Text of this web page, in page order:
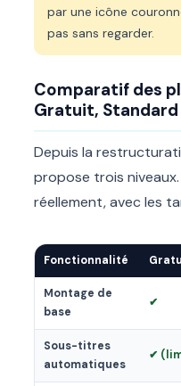
par une icône
pas sans regarder.
Comparatif des
Gratuit, Standard
Depuis la
propose trois
réellement, avec les
Fonctionnalité
Montage de
base
✔
Sous-titres
automatiques
✔